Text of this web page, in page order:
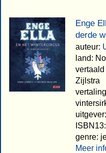
Enge
derde
auteur:
land:
Zijlstra
genre:
Meer